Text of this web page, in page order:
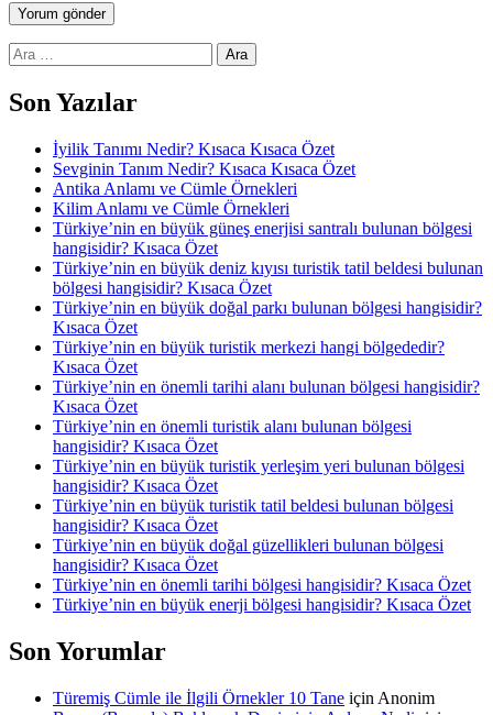
Arama:
Son Yazılar
İyilik Tanımı Nedir? Kısaca Kısaca Özet
Sevginin Tanım Nedir? Kısaca Kısaca Özet
Antika Anlamı ve Cümle Örnekleri
Kilim Anlamı ve Cümle Örnekleri
Türkiye’nin en büyük güneş enerjisi santralı bulunan bölgesi
hangisidir? Kısaca Özet
Türkiye’nin en büyük deniz kıyısı turistik tatil beldesi bulunan
bölgesi hangisidir? Kısaca Özet
Türkiye’nin en büyük doğal parkı bulunan bölgesi hangisidir?
Kısaca Özet
Türkiye’nin en büyük turistik merkezi hangi bölgededir?
Kısaca Özet
Türkiye’nin en önemli tarihi alanı bulunan bölgesi hangisidir?
Kısaca Özet
Türkiye’nin en önemli turistik alanı bulunan bölgesi
hangisidir? Kısaca Özet
Türkiye’nin en büyük turistik yerleşim yeri bulunan bölgesi
hangisidir? Kısaca Özet
Türkiye’nin en büyük turistik tatil beldesi bulunan bölgesi
hangisidir? Kısaca Özet
Türkiye’nin en büyük doğal güzellikleri bulunan bölgesi
hangisidir? Kısaca Özet
Türkiye’nin en önemli tarihi bölgesi hangisidir? Kısaca Özet
Türkiye’nin en büyük enerji bölgesi hangisidir? Kısaca Özet
Son Yorumlar
Türemiş Cümle ile İlgili Örnekler 10 Tane için Anonim